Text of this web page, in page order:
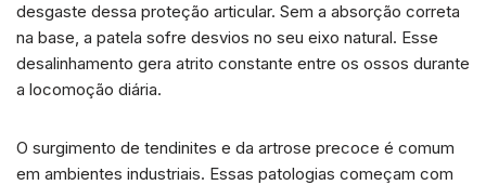
desgaste dessa proteção articular. Sem a absorção correta
na base, a patela sofre desvios no seu eixo natural. Esse
desalinhamento gera atrito constante entre os ossos durante
a locomoção diária.
O surgimento de tendinites e da artrose precoce é comum
em ambientes industriais. Essas patologias começam com